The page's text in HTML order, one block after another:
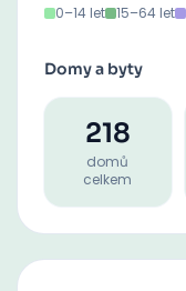
0–14 let 15–64 let
Domy a byty
218
domů
celkem